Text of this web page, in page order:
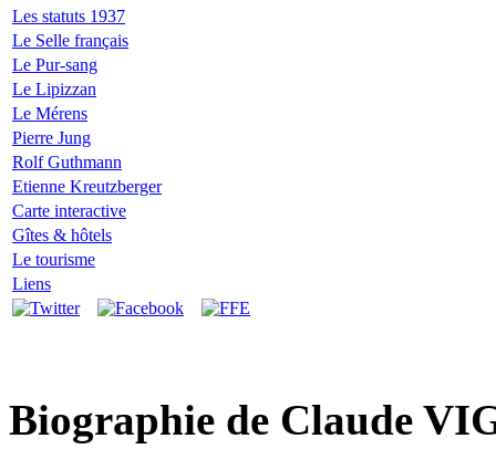
Les statuts 1937
Le Selle français
Le Pur-sang
Le Lipizzan
Le Mérens
Pierre Jung
Rolf Guthmann
Etienne Kreutzberger
Carte interactive
Gîtes & hôtels
Le tourisme
Liens
Biographie de Claude